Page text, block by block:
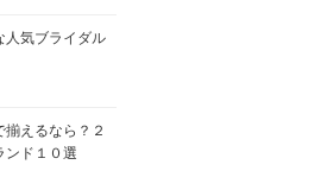
人気ブライダル
揃えるなら？２
ンド１０選